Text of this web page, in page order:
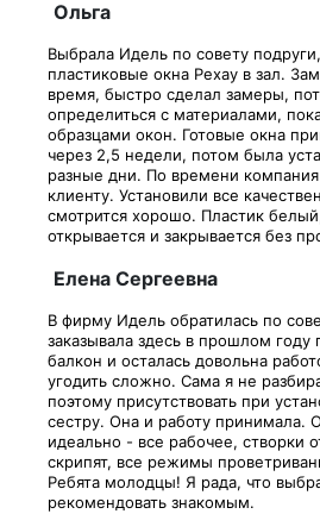
Ольга
Выбрала Идель по совету
пластиковые окна Рехау в зал.
время, быстро сделал замеры,
определиться с материалами,
образцами окон. Готовые окна
через 2,5 недели, потом была
разные дни. По времени компания
клиенту. Установили все
смотрится хорошо. Пластик
открывается и закрывается без
Елена Сергеевна
В фирму Идель обратилась по
заказывала здесь в прошлом году
балкон и осталась довольна
угодить сложно. Сама я не
поэтому присутствовать при
сестру. Она и работу принимала.
идеально - все рабочее, створки
скрипят, все режимы
Ребята молодцы! Я рада, что
рекомендовать знакомым.